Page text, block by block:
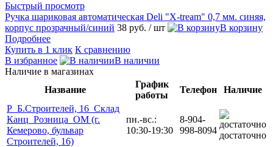
Быстрый просмотр
Ручка шариковая автоматическая Deli "X-tream" 0,7 мм. синяя,
корпус прозрачный/синий 38 руб. / шт
В корзину
Подробнее
Купить в 1 клик К сравнению
В избранное
В наличии
Наличие в магазинах
Название
График
работы
Телефон
Наличие
Р_Б.Строителей, 16_Склад
Канц_Розница_ОМ (г.
Кемерово, бульвар
Строителей, 16)
пн.-вс.:
10:30-19:30
8-904-
998-8094 достаточно